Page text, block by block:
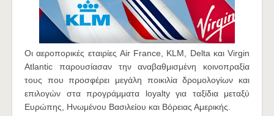
Οι αεροπορικές εταιρίες Air France, KLM, Delta και Virgin
Atlantic παρουσίασαν την αναβαθμισμένη κοινοπραξία
τους που προσφέρει μεγάλη ποικιλία δρομολογίων και
επιλογών στα προγράμματα loyalty για ταξίδια μεταξύ
Ευρώπης, Ηνωμένου Βασιλείου και Βόρειας Αμερικής.